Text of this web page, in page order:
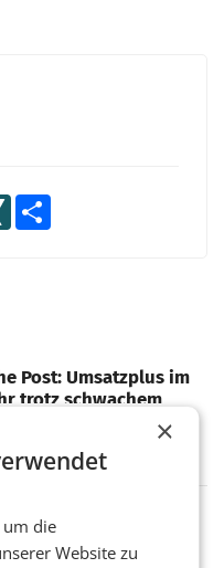
XING
Post: Umsatzplus im
trotz schwachem
Post AG hat im
einen Konzernumsatz
erwirtschaftet, was
Prozent gegenüber dem
spart und macht
×
um die
Website zu